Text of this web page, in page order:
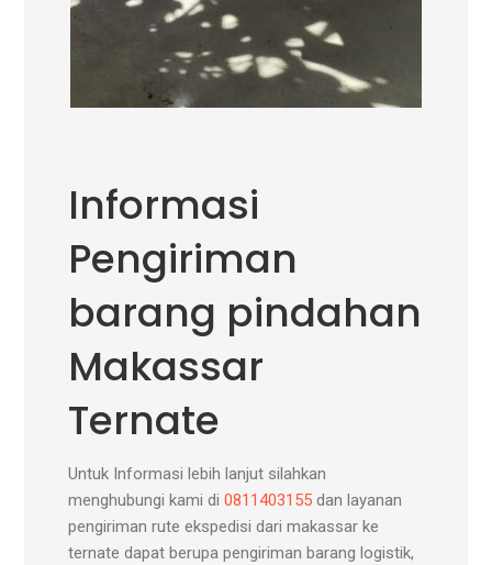
Informasi
Pengiriman
barang pindahan
Makassar
Ternate
Untuk Informasi lebih lanjut silahkan
menghubungi kami di0811403155 dan layanan
pengiriman rute ekspedisi dari makassar ke
ternate dapat berupa pengiriman barang logistik,